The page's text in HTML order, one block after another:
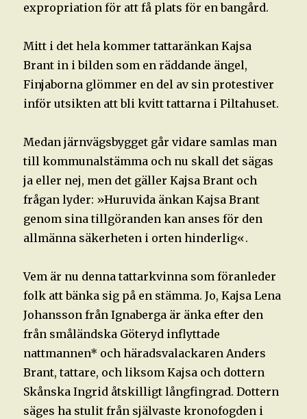
expropriation för att få plats för en bangård.
Mitt i det hela kommer tattaränkan Kajsa
Brant in i bilden som en räddande ängel,
Finjaborna glömmer en del av sin protestiver
inför utsikten att bli kvitt tattarna i Piltahuset.
Medan järnvägsbygget går vidare samlas man
till kommunalstämma och nu skall det sägas
ja eller nej, men det gäller Kajsa Brant och
frågan lyder: »Huruvida änkan Kajsa Brant
genom sina tillgöranden kan anses för den
allmänna säkerheten i orten hinderlig«.
Vem är nu denna tattarkvinna som föranleder
folk att bänka sig på en stämma. Jo, Kajsa Lena
Johansson från Ignaberga är änka efter den
från småländska Göteryd inflyttade
nattmannen* och häradsvalackaren Anders
Brant, tattare, och liksom Kajsa och dottern
Skånska Ingrid åtskilligt långfingrad. Dottern
säges ha stulit från självaste kronofogden i